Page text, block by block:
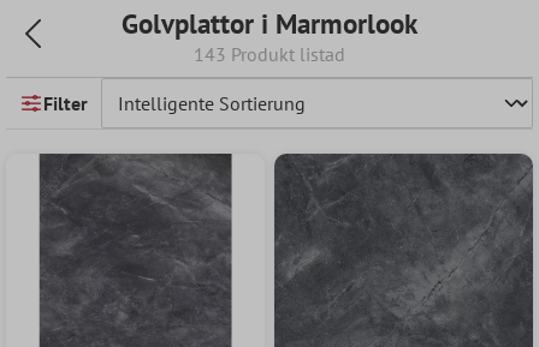
Golvplattor i Marmorlook
143 Produkt listad
Filter